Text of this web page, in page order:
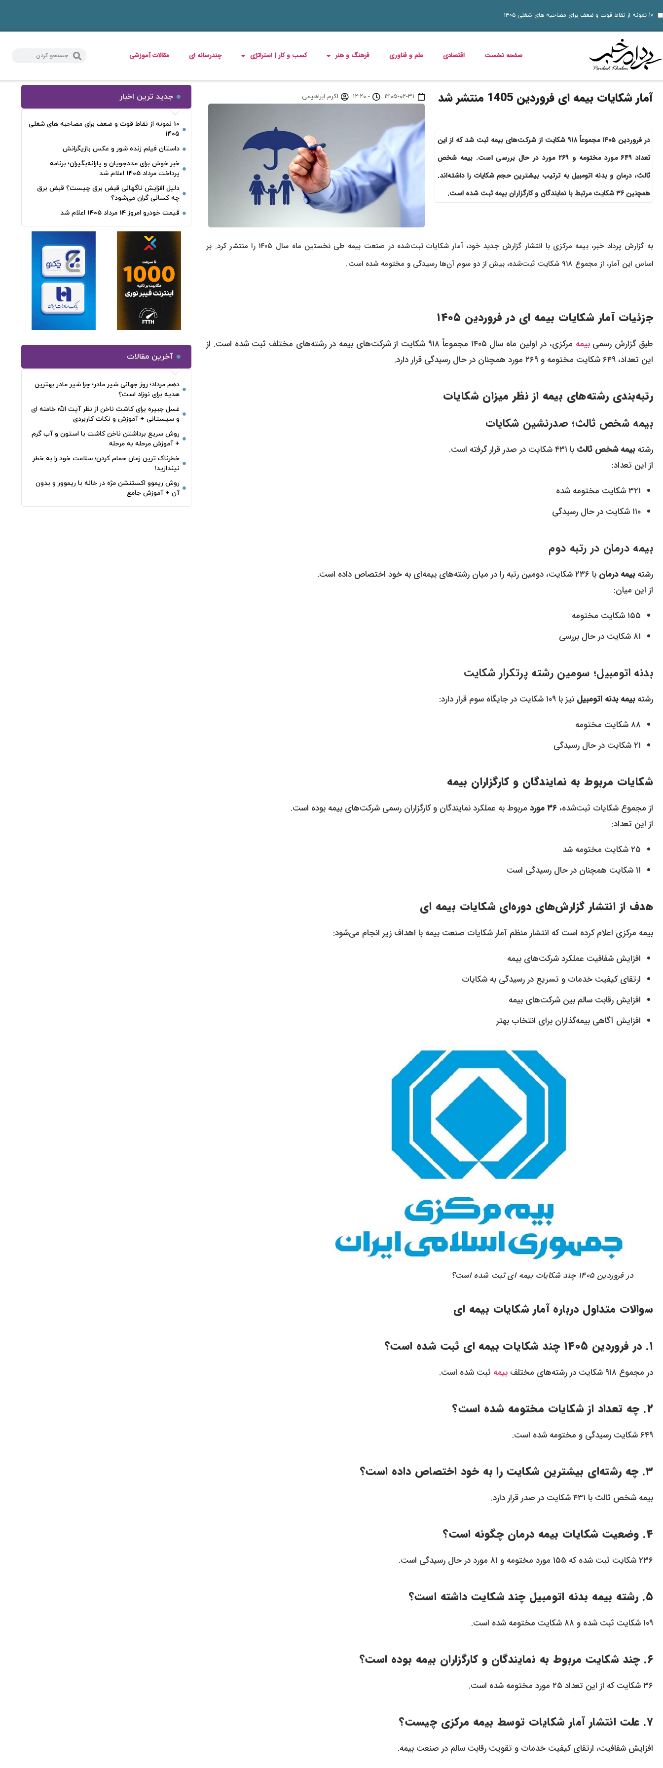
داستان فیلم زنده
خبر خوش برای مددجویان و یارانه‌بگیران؛ برنامه پرداخت مرداد 1405 اعلام شد
دلیل افزایش ناگهانی قبض برق چیست؟ قبض برق چه کسانی گران می‌شود؟
قیمت خودرو امروز 14 مرداد 1405 اعلام شد
زمان شارژ کالابرگ تغییر کرد؛ اعلام زمان واریز اعتبار خانوارها
۱۴ مرداد؛ روز تبریز و روایت مقاومت مشروطه‌خواهان؛ از اشغال روس‌ها تا نام علی موسیو
طرز تهیه بستنی خشک میوه‌ ای؛ ترد، پفکی و متفاوت
مریم همتیان بازیگر سینما و تئاتر درگذشت
ناهار چی بپزم؟ 30 مدل غذای خوشمزه و سریع برای ناهار
صفحه نخست اقتصادی علم و فناوری فرهنگ و هنر کسب و کار | استراتژی چندرسانه ای مقالات آموزشی
آمار شکایات بیمه‌ ای فروردین 1405 منتشر شد
در فروردین ۱۴۰۵ مجموعاً ۹۱۸ شکایت از شرکت‌های بیمه ثبت شد که از این
تعداد ۶۴۹ مورد مختومه و ۲۶۹ مورد در حال بررسی است. بیمه شخص
ثالث، درمان و بدنه اتومبیل به ترتیب بیشترین حجم شکایات را داشته‌اند.
همچنین ۳۶ شکایت مرتبط با نمایندگان و کارگزاران بیمه ثبت شده است.
۱۴۰۵-۰۲-۳۱ - ۱۲:۲۰ اکرم ابراهیمی
به گزارش پرداد خبر، بیمه مرکزی با انتشار گزارش جدید خود، آمار شکایات ثبت‌شده در صنعت بیمه طی نخستین ماه سال ۱۴۰۵ را منتشر کرد. بر
اساس این آمار، از مجموع ۹۱۸ شکایت ثبت‌شده، بیش از دو سوم آن‌ها رسیدگی و مختومه شده است.
جزئیات آمار شکایات بیمه‌ ای در فروردین ۱۴۰۵
طبق گزارش رسمیبیمه
مرکزی، در اولین ماه سال ۱۴۰۵ مجموعاً ۹۱۸ شکایت از شرکت‌های بیمه در رشته‌های مختلف ثبت شده است. از
این تعداد، ۶۴۹ شکایت مختومه و ۲۶۹ مورد همچنان در حال رسیدگی قرار دارد.
رتبه‌بندی رشته‌های بیمه از نظر میزان شکایات
بیمه شخص ثالث؛ صدرنشین شکایات
رشتهبیمه شخص ثالث با ۴۳۱ شکایت در صدر قرار گرفته است.
از این تعداد:
۳۲۱ شکایت مختومه شده
۱۱۰ شکایت در حال رسیدگی
بیمه درمان در رتبه دوم
رشتهبیمه درمان با ۲۳۶ شکایت، دومین رتبه را در میان رشته‌های بیمه‌ای به خود اختصاص داده است.
از این میان:
۱۵۵ شکایت مختومه
۸۱ شکایت در حال بررسی
بدنه اتومبیل؛ سومین رشته پرتکرار شکایت
رشتهبیمه بدنه اتومبیل نیز با ۱۰۹ شکایت در جایگاه سوم قرار دارد:
۸۸ شکایت مختومه
۲۱ شکایت در حال رسیدگی
شکایات مربوط به نمایندگان و کارگزاران بیمه
از مجموع شکایات ثبت‌شده، ۳۶ مورد
مربوط به عملکرد نمایندگان و کارگزاران رسمی شرکت‌های بیمه بوده است.
از این تعداد:
۲۵ شکایت مختومه شد
۱۱ شکایت همچنان در حال رسیدگی است
هدف از انتشار گزارش‌های دوره‌ای شکایات بیمه‌ ای
بیمه مرکزی اعلام کرده است که انتشار منظم آمار شکایات صنعت بیمه با اهداف زیر انجام می‌شود:
افزایش شفافیت عملکرد شرکت‌های بیمه
ارتقای کیفیت خدمات و تسریع در رسیدگی به شکایات
افزایش رقابت سالم بین شرکت‌های بیمه
افزایش آگاهی بیمه‌گذاران برای انتخاب بهتر
در فروردین ۱۴۰۵ چند شکایات بیمه‌ ای ثبت شده است؟
سوالات متداول درباره آمار شکایات بیمه‌ ای
۱. در فروردین ۱۴۰۵ چند شکایات بیمه‌ ای ثبت شده است؟
در مجموع ۹۱۸ شکایت در رشته‌های مختلف بیمه ثبت شده است.
۲. چه تعداد از شکایات مختومه شده است؟
۶۴۹ شکایت رسیدگی و مختومه شده است.
۳. چه رشته‌ای بیشترین شکایت را به خود اختصاص داده است؟
بیمه شخص ثالث با ۴۳۱ شکایت در صدر قرار دارد.
۴. وضعیت شکایات بیمه درمان چگونه است؟
۲۳۶ شکایت ثبت شده که ۱۵۵ مورد مختومه و ۸۱ مورد در حال رسیدگی است.
۵. رشته بیمه بدنه اتومبیل چند شکایت داشته است؟
۱۰۹ شکایت ثبت شده و ۸۸ شکایت مختومه شده است.
۶. چند شکایت مربوط به نمایندگان و کارگزاران بیمه بوده است؟
۳۶ شکایت که از این تعداد ۲۵ مورد مختومه شده است.
۷. علت انتشار آمار شکایات توسط بیمه مرکزی چیست؟
افزایش شفافیت، ارتقای کیفیت خدمات و تقویت رقابت سالم در صنعت بیمه.
جدید ترین اخبار
10 نمونه از نقاط قوت و ضعف برای مصاحبه‌ های شغلی
۱۴۰۵
داستان فیلم زنده شور و عکس بازیگرانش
خبر خوش برای مددجویان و یارانه‌بگیران؛ برنامه
پرداخت مرداد 1405 اعلام شد
دلیل افزایش ناگهانی قبض برق چیست؟ قبض برق
چه کسانی گران می‌شود؟
قیمت خودرو امروز 14 مرداد 1405 اعلام شد
آخرین مقالات
دهم مرداد؛ روز جهانی شیر مادر؛ چرا شیر مادر بهترین
هدیه برای نوزاد است؟
غسل جبیره برای کاشت ناخن از نظر آیت الله خامنه ای
و سیستانی + آموزش و نکات کاربردی
روش سریع برداشتن ناخن کاشت با استون و آب گرم
+ آموزش مرحله به مرحله
خطرناک‌ ترین زمان‌ حمام کردن؛ سلامت خود را به خطر
نیندازید!
روش ریموو اکستنشن مژه در خانه با ریموور و بدون
آن + آموزش جامع